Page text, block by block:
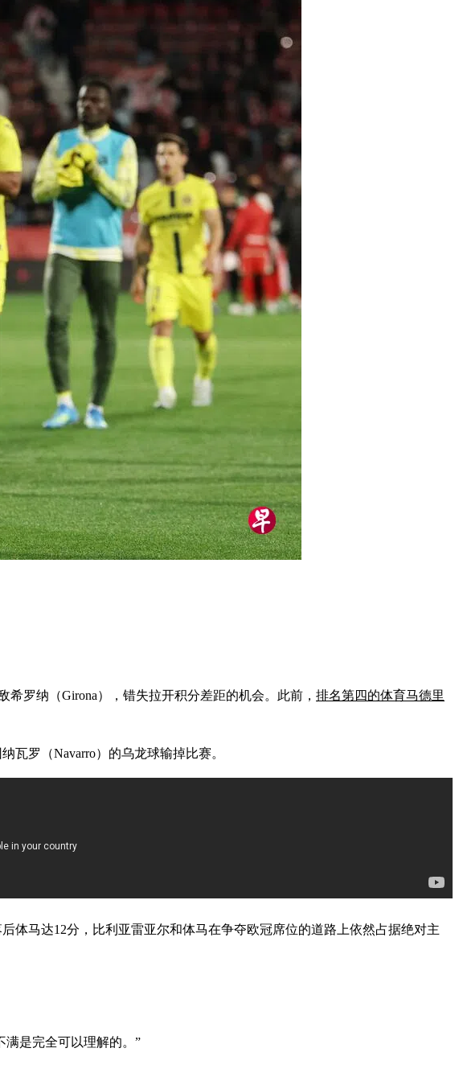
罗纳（Girona），错失拉开积分差距的机会。此前， 排名第四的体育马德里
瓦罗（Navarro）的乌龙球输掉比赛。
体马达12分，比利亚雷亚尔和体马在争夺欧冠席位的道路上依然占据绝对主
满是完全可以理解的。”